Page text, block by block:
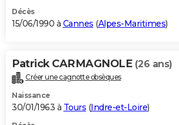
Décès
15/06/1990 à Cannes (Alpes-Maritimes)
Patrick CARMAGNOLE (26 ans)
Créer une cagnotte obsèques
Naissance
30/01/1963 à Tours (Indre-et-Loire)